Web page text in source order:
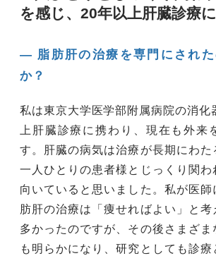
を感じ、20年以上肝臓診療
― 脂肪肝の治療を専門にされ
か？
私は東京大学医学部附属病院の消化
上肝臓診療に携わり、現在も外来
す。肝臓の病気は治療が長期にわた
一人ひとりの患者様とじっくり関わ
向いていると思いました。私が医師
肪肝の治療は「痩せればよい」と考
多かったのですが、その後さまざま
も明らかになり、研究としても診療